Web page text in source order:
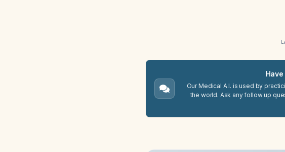
Our Medical A.I. is used by
the world. Ask any follow up